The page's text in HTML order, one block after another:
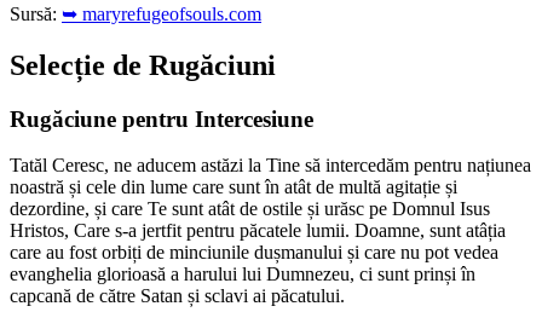
Sursă: ➥ maryrefugeofsouls.com
Selecție de Rugăciuni
Rugăciune pentru Intercesiune
Tatăl Ceresc, ne aducem astăzi la Tine să intercedăm pentru națiunea
noastră și cele din lume care sunt în atât de multă agitație și
dezordine, și care Te sunt atât de ostile și urăsc pe Domnul Isus
Hristos, Care s-a jertfit pentru păcatele lumii. Doamne, sunt atâția
care au fost orbiți de minciunile dușmanului și care nu pot vedea
evanghelia glorioasă a harului lui Dumnezeu, ci sunt prinși în
capcană de către Satan și sclavi ai păcatului.